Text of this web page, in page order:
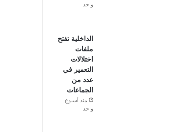
واحد
الداخلية تفتح
ملفات
اختلالات
التعمير في
عدد من
الجماعات
منذ أسبوع
واحد